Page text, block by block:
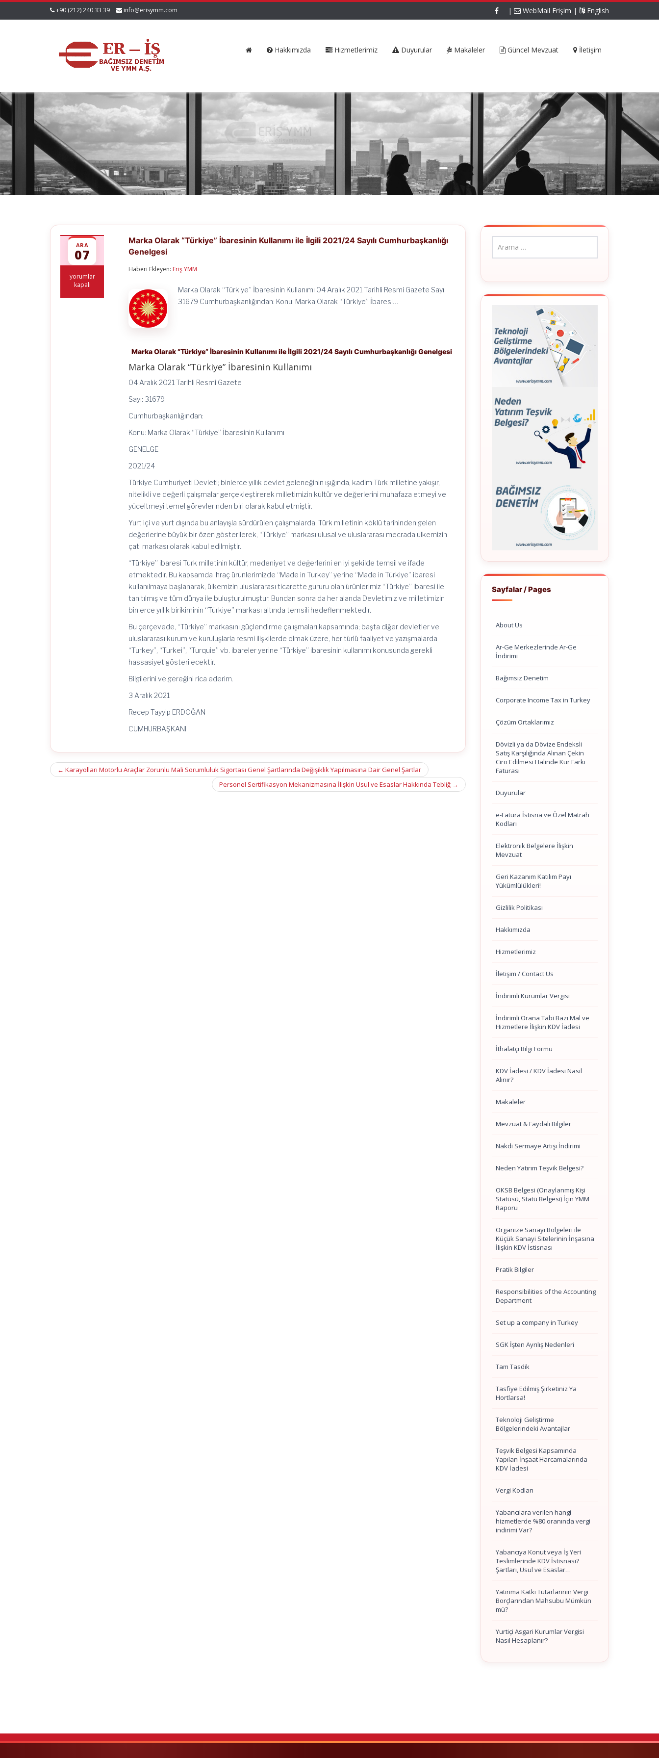
+90 (212) 240 33 39 info@erisymm.com | WebMail Erişim | English
Hakkımızda Hizmetlerimiz Duyurular Makaleler Güncel Mevzuat İletişim
ARA
07
Marka
Olarak
yorumlar
kapalı
Marka Olarak “Türkiye” İbaresinin Kullanımı ile İlgili 2021/24 Sayılı Cumhurbaşkanlığı
Genelgesi
Haberi Ekleyen: Eriş YMM
Marka Olarak “Türkiye” İbaresinin Kullanımı 04 Aralık 2021 Tarihli Resmi Gazete Sayı:
31679 Cumhurbaşkanlığından: Konu: Marka Olarak “Türkiye” İbaresi…
Marka Olarak “Türkiye” İbaresinin Kullanımı ile İlgili 2021/24 Sayılı Cumhurbaşkanlığı Genelgesi
Marka Olarak “Türkiye” İbaresinin Kullanımı
04 Aralık 2021 Tarihli Resmi Gazete
Sayı: 31679
Cumhurbaşkanlığından:
Konu: Marka Olarak “Türkiye” İbaresinin Kullanımı
GENELGE
2021/24
Türkiye Cumhuriyeti Devleti; binlerce yıllık devlet geleneğinin ışığında, kadim Türk milletine yakışır,
nitelikli ve değerli çalışmalar gerçekleştirerek milletimizin kültür ve değerlerini muhafaza etmeyi ve
yüceltmeyi temel görevlerinden biri olarak kabul etmiştir.
Yurt içi ve yurt dışında bu anlayışla sürdürülen çalışmalarda; Türk milletinin köklü tarihinden gelen
değerlerine büyük bir özen gösterilerek, “Türkiye” markası ulusal ve uluslararası mecrada ülkemizin
çatı markası olarak kabul edilmiştir.
“Türkiye” ibaresi Türk milletinin kültür, medeniyet ve değerlerini en iyi şekilde temsil ve ifade
etmektedir. Bu kapsamda ihraç ürünlerimizde “Made in Turkey” yerine “Made in Türkiye” ibaresi
kullanılmaya başlanarak, ülkemizin uluslararası ticarette gururu olan ürünlerimiz “Türkiye” ibaresi ile
tanıtılmış ve tüm dünya ile buluşturulmuştur. Bundan sonra da her alanda Devletimiz ve milletimizin
binlerce yıllık birikiminin “Türkiye” markası altında temsili hedeflenmektedir.
Bu çerçevede, “Türkiye” markasını güçlendirme çalışmaları kapsamında; başta diğer devletler ve
uluslararası kurum ve kuruluşlarla resmi ilişkilerde olmak üzere, her türlü faaliyet ve yazışmalarda
“Turkey”, “Turkei”, “Turquie” vb. ibareler yerine “Türkiye” ibaresinin kullanımı konusunda gerekli
hassasiyet gösterilecektir.
Bilgilerini ve gereğini rica ederim.
3 Aralık 2021
Recep Tayyip ERDOĞAN
CUMHURBAŞKANI
Post
← Karayolları Motorlu Araçlar Zorunlu Mali Sorumluluk Sigortası Genel Şartlarında Değişiklik Yapılmasına Dair Genel Şartlar
Personel Sertifikasyon Mekanizmasına İlişkin Usul ve Esaslar Hakkında Tebliğ →
Sayfalar / Pages
About Us
Ar-Ge Merkezlerinde Ar-Ge
İndirimi
Bağımsız Denetim
Corporate Income Tax in Turkey
Çözüm Ortaklarımız
Dövizli ya da Dövize Endeksli
Satış Karşılığında Alınan Çekin
Ciro Edilmesi Halinde Kur Farkı
Faturası
Duyurular
e-Fatura İstisna ve Özel Matrah
Kodları
Elektronik Belgelere İlişkin
Mevzuat
Geri Kazanım Katılım Payı
Yükümlülükleri!
Gizlilik Politikası
Hakkımızda
Hizmetlerimiz
İletişim / Contact Us
İndirimli Kurumlar Vergisi
İndirimli Orana Tabi Bazı Mal ve
Hizmetlere İlişkin KDV İadesi
İthalatçı Bilgi Formu
KDV İadesi / KDV İadesi Nasıl
Alınır?
Makaleler
Mevzuat & Faydalı Bilgiler
Nakdi Sermaye Artışı İndirimi
Neden Yatırım Teşvik Belgesi?
OKSB Belgesi (Onaylanmış Kişi
Statüsü, Statü Belgesi) İçin YMM
Raporu
Organize Sanayi Bölgeleri ile
Küçük Sanayi Sitelerinin İnşasına
İlişkin KDV İstisnası
Pratik Bilgiler
Responsibilities of the Accounting
Department
Set up a company in Turkey
SGK İşten Ayrılış Nedenleri
Tam Tasdik
Tasfiye Edilmiş Şirketiniz Ya
Hortlarsa!
Teknoloji Geliştirme
Bölgelerindeki Avantajlar
Teşvik Belgesi Kapsamında
Yapılan İnşaat Harcamalarında
KDV İadesi
Vergi Kodları
Yabancılara verilen hangi
hizmetlerde %80 oranında vergi
indirimi Var?
Yabancıya Konut veya İş Yeri
Teslimlerinde KDV İstisnası?
Şartları, Usul ve Esaslar…
Yatırıma Katkı Tutarlarının Vergi
Borçlarından Mahsubu Mümkün
mü?
Yurtiçi Asgari Kurumlar Vergisi
Nasıl Hesaplanır?